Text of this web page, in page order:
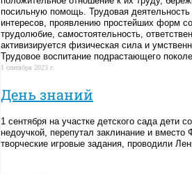
посильную помощь. Трудовая
интересов, проявлению простейших форм
трудолюбие, самостоятельность,
активизируется физическая сила и
Трудовое воспитание подрастающего
1 сентября 2023 г.
День знаний
1 сентября на участке детского сада дети
недоучкой, перепутал заклинание и
творческие игровые задания, проводили